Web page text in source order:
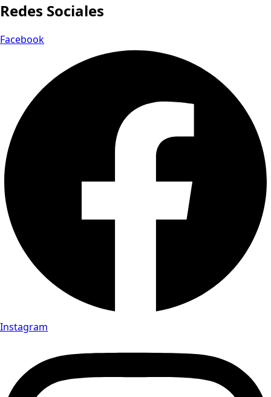
Redes Sociales
Facebook
Instagram